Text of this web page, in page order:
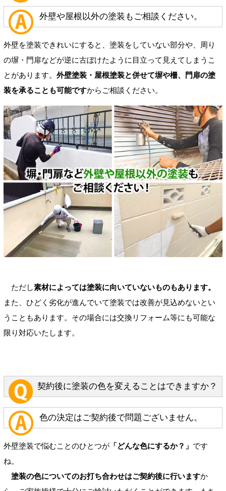
外壁や屋根以外の塗装もご相談ください。
外壁を塗装できれいにすると、塗装をしていない部分や、周り
の塀・門扉などが逆に古ぼけたように目立って見えてしまうこ
とがあります。 外壁塗装・屋根塗装と併せて塀や柵、門扉の塗
装を承ることも可能ですからご相談ください。
ただし素材によっては塗装に向いていないものもあります。
また、ひどく劣化が進んでいて塗装では改善が見込めないとい
うこともあります。その場合には交換リフォーム等にも可能な
限り対応いたします。
契約後に塗装の色を変えることはできますか？
色の決定はご契約後で問題ございません。
外壁塗装で悩むことのひとつが 「どんな色にするか？」 です
ね。
塗装の色についてのお打ち合わせはご契約後に行いますか